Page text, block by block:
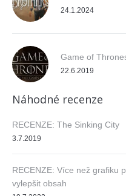
24.1.2024
Game of
22.6.2019
Náhodné recenze
RECENZE: The Sinking City
3.7.2019
RECENZE: Více než grafiku
vylepšit obsah